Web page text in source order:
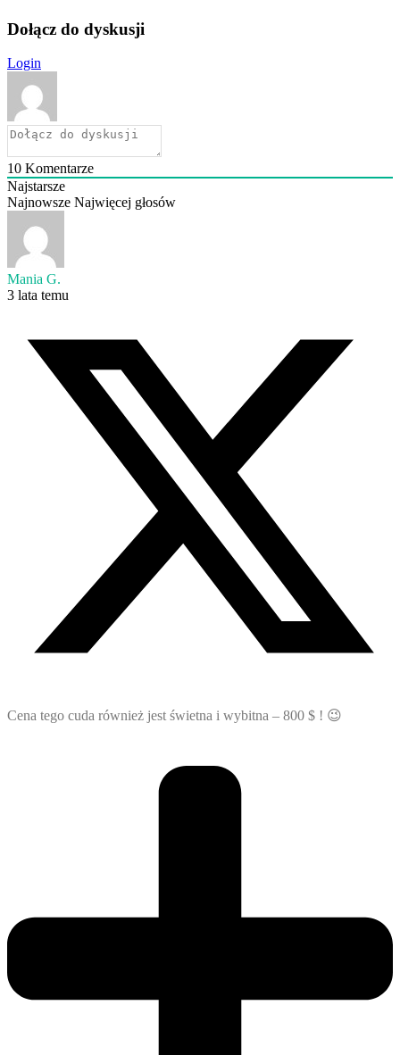
Dołącz do dyskusji
Login
10 Komentarze
Najstarsze
Najnowsze Najwięcej głosów
Mania G.
3 lata temu
Cena tego cuda również jest świetna i wybitna – 800 $ ! 😉